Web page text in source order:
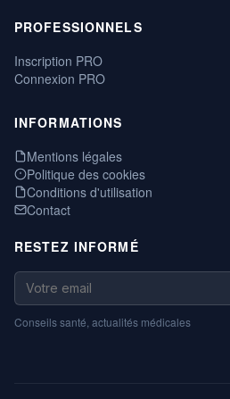
PROFESSIONNELS
Inscription PRO
Connexion PRO
INFORMATIONS
Mentions légales
Politique des cookies
Conditions d'utilisation
Contact
RESTEZ INFORMÉ
Conseils santé, actualités médicales